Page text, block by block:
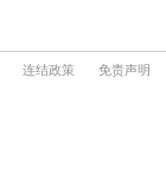
连结政策
免责声明